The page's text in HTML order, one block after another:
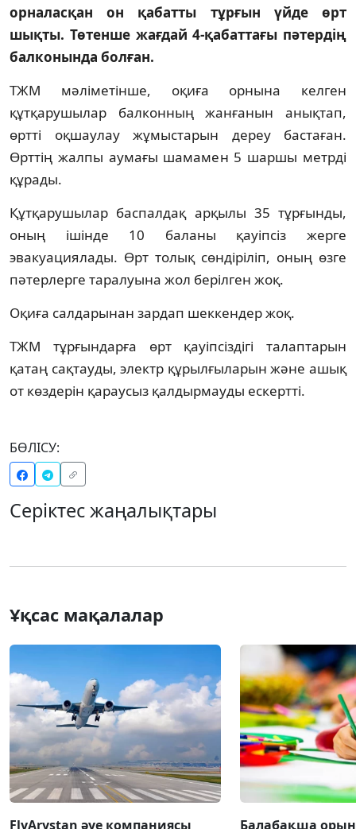
орналасқан он қабатты тұрғын үйде өрт
шықты. Төтенше жағдай 4-қабаттағы пәтердің
балконында болған.
ТЖМ мәліметінше, оқиға орнына келген
құтқарушылар балконның жанғанын анықтап,
өртті оқшаулау жұмыстарын дереу бастаған.
Өрттің жалпы аумағы шамамен 5 шаршы метрді
құрады.
Құтқарушылар баспалдақ арқылы 35 тұрғынды,
оның ішінде 10 баланы қауіпсіз жерге
эвакуациялады. Өрт толық сөндіріліп, оның өзге
пәтерлерге таралуына жол берілген жоқ.
Оқиға салдарынан зардап шеккендер жоқ.
ТЖМ тұрғындарға өрт қауіпсіздігі талаптарын
қатаң сақтауды, электр құрылғыларын және ашық
от көздерін қараусыз қалдырмауды ескертті.
БӨЛІСУ:
Серіктес жаңалықтары
Ұқсас мақалалар
FlyArystan әуе компаниясы
Балабақша